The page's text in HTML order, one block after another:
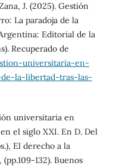
J. (2025). Gestión
La paradoja de la
Editorial de la
Recuperado de
universitaria-en-
la-libertad-tras-las-
universitaria en
el siglo XXI. En D. Del
El derecho a la
132). Buenos